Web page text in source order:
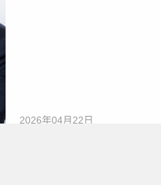
2026年04月22日